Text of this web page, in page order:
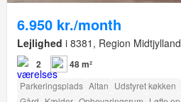
6.950 kr./month
Lejlighed i 8381, Region Midtjylland
2 48 m²
Parkeringsplads Altan Udstyret køkken